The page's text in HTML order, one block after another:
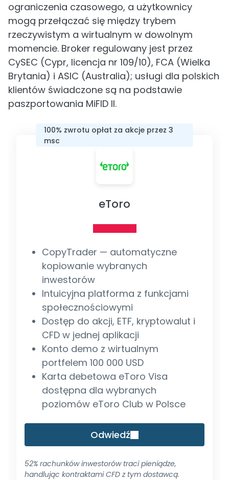
ograniczenia czasowego, a użytkownicy
mogą przełączać się między trybem
rzeczywistym a wirtualnym w dowolnym
momencie. Broker regulowany jest przez
CySEC (Cypr, licencja nr 109/10), FCA (Wielka
Brytania) i ASIC (Australia); usługi dla polskich
klientów świadczone są na podstawie
paszportowania MiFID II.
100% zwrotu opłat za akcje przez 3
msc
eToro
CopyTrader — automatyczne
kopiowanie wybranych
inwestorów
Intuicyjna platforma z funkcjami
społecznościowymi
Dostęp do akcji, ETF, kryptowalut i
CFD w jednej aplikacji
Konto demo z wirtualnym
portfelem 100 000 USD
Karta debetowa eToro Visa
dostępna dla wybranych
poziomów eToro Club w Polsce
Odwiedź
52% rachunków inwestorów traci pieniądze,
handlując kontraktami CFD z tym dostawcą.